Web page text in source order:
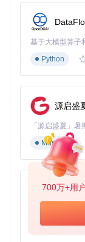
700万+用
基于大模型算子
Python
源启盛
Markdown
py-
Python